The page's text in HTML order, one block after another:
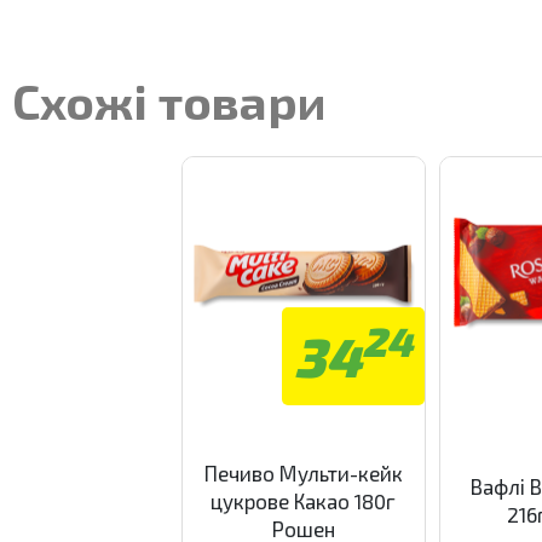
Схожі товари
3424
Печиво Мульти-кейк
цукрове Какао 180г
Рошен
Вафлі